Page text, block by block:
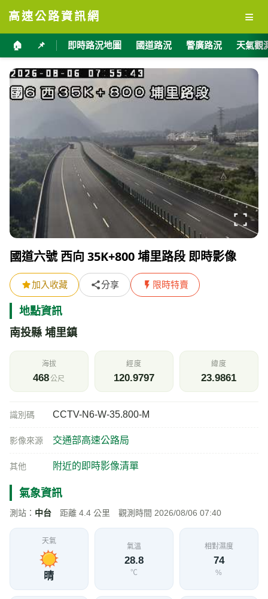
高速公路資訊網 ≡
🏠 📌 即時路況地圖 國道路況 警廣路況 天氣觀
國道六號 西向 35K+800 埔里路段 即時影像
加入收藏 分享 限時特賣
地點資訊
南投縣 埔里鎮
海拔
468公尺
經度
120.9797
緯度
23.9861
識別碼 CCTV-N6-W-35.800-M
影像來源 交通部高速公路局
其他 附近的即時影像清單
氣象資訊
測站： 中台 距離 4.4 公里 觀測時間 2026/08/06 07:40
天氣
晴
氣溫
28.8
℃
相對濕度
74
%